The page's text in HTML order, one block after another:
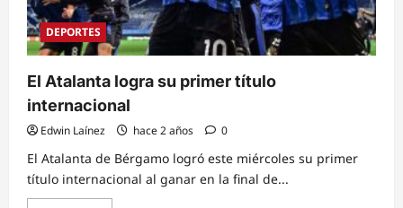
DEPORTES
El Atalanta logra su primer título
internacional
Edwin Laínez hace 2 años 0
El Atalanta de Bérgamo logró este miércoles su primer
título internacional al ganar en la final de...